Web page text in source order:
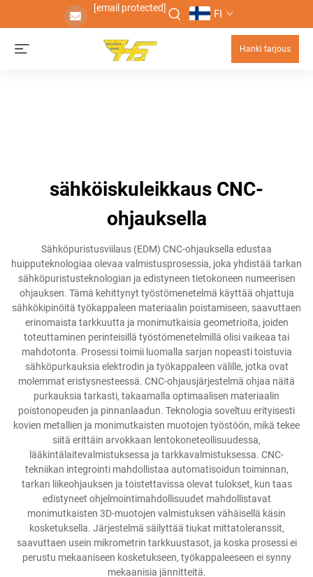
[email protected] FI
Hanki tarjous
sähköiskuleikkaus CNC-
ohjauksella
Sähköpuristusviilaus (EDM) CNC-ohjauksella edustaa
huipputeknologiaa olevaa valmistusprosessia, joka yhdistää tarkan
sähköpuristusteknologian ja edistyneen tietokoneen numeerisen
ohjauksen. Tämä kehittynyt työstömenetelmä käyttää ohjattuja
sähkökipinöitä työkappaleen materiaalin poistamiseen, saavuttaen
erinomaista tarkkuutta ja monimutkaisia geometrioita, joiden
toteuttaminen perinteisillä työstömenetelmillä olisi vaikeaa tai
mahdotonta. Prosessi toimii luomalla sarjan nopeasti toistuvia
sähköpurkauksia elektrodin ja työkappaleen välille, jotka ovat
molemmat eristysnesteessä. CNC-ohjausjärjestelmä ohjaa näitä
purkauksia tarkasti, takaamalla optimaalisen materiaalin
poistonopeuden ja pinnanlaadun. Teknologia soveltuu erityisesti
kovien metallien ja monimutkaisten muotojen työstöön, mikä tekee
siitä erittäin arvokkaan lentokoneteollisuudessa,
lääkintälaitevalmistuksessa ja tarkkavalmistuksessa. CNC-
tekniikan integrointi mahdollistaa automatisoidun toiminnan,
tarkan liikeohjauksen ja toistettavissa olevat tulokset, kun taas
edistyneet ohjelmointimahdollisuudet mahdollistavat
monimutkaisten 3D-muotojen valmistuksen vähäisellä käsin
kosketuksella. Järjestelmä säilyttää tiukat mittatoleranssit,
saavuttaen usein mikrometrin tarkkuustasot, ja koska prosessi ei
perustu mekaaniseen kosketukseen, työkappaleeseen ei synny
mekaanisia jännitteitä.